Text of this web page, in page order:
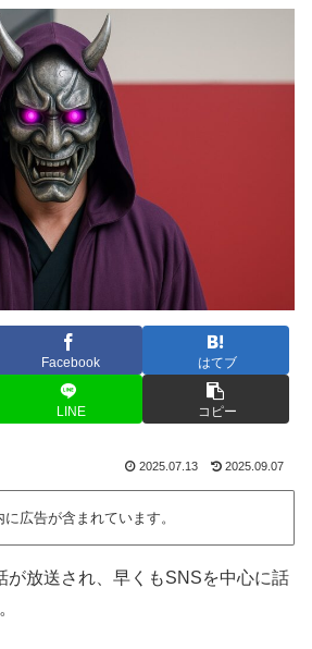
Facebook はてブ
LINE コピー
2025.07.13 2025.09.07
に広告が含まれています。
が放送され、早くもSNSを中心に話